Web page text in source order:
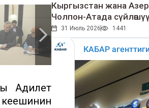
Адилет
Кыргызстан жана
Чолпон-Атада
31 Июль 2026 1441